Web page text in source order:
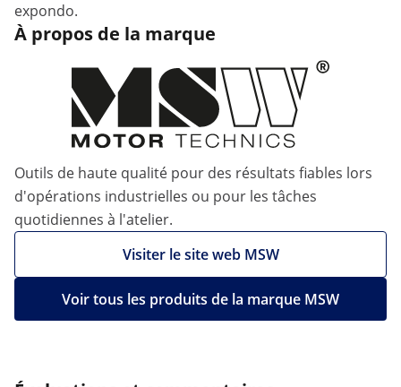
expondo.
À propos de la marque
Outils de haute qualité pour des résultats fiables lors
d'opérations industrielles ou pour les tâches
quotidiennes à l'atelier.
Visiter le site web MSW
Voir tous les produits de la marque MSW